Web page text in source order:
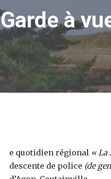
Garde à
e quotidien régional « La
descente de police (de